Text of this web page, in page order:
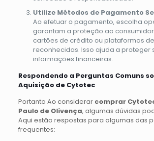
Utilize Métodos de Pagamento
Ao efetuar o pagamento, escolha
garantam a proteção ao
cartões de crédito ou plataformas
reconhecidas. Isso ajuda a proteger
informações financeiras.
Respondendo a Perguntas Comuns
Aquisição de Cytotec
Portanto Ao considerar comprar
Paulo de Olivença, algumas dúvidas
Aqui estão respostas para algumas das
frequentes: